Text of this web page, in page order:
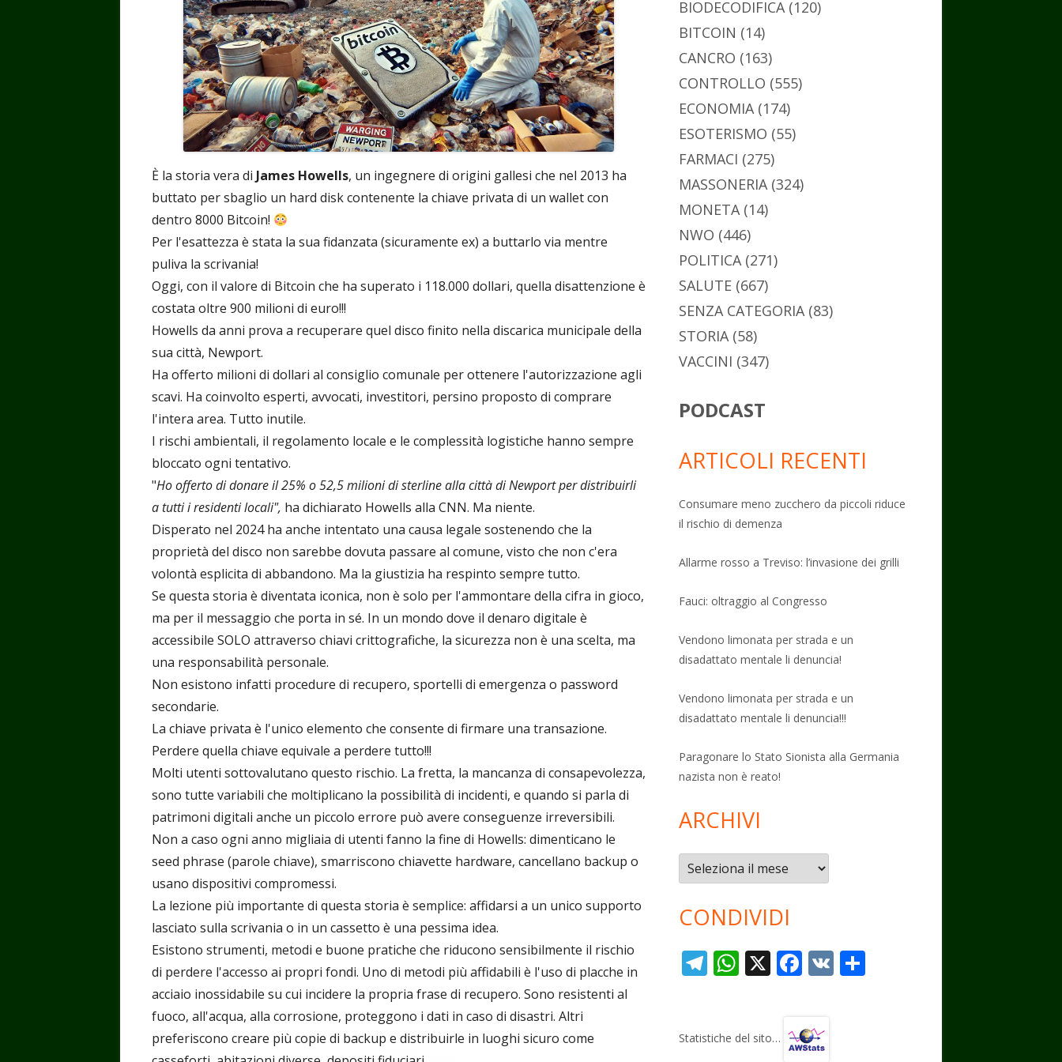
di
È la storia vera di James Howells, un ingegnere di origini gallesi che nel 2013 ha
buttato per sbaglio un hard disk contenente la chiave privata di un wallet con
dentro 8000 Bitcoin!
Per l'esattezza è stata la sua fidanzata (sicuramente ex) a buttarlo via mentre
puliva la scrivania!
Oggi, con il valore di Bitcoin che ha superato i 118.000 dollari, quella disattenzione è
costata oltre 900 milioni di euro!!!
Howells da anni prova a recuperare quel disco finito nella discarica municipale della
sua città, Newport.
Ha offerto milioni di dollari al consiglio comunale per ottenere l'autorizzazione agli
scavi. Ha coinvolto esperti, avvocati, investitori, persino proposto di comprare
l'intera area. Tutto inutile.
I rischi ambientali, il regolamento locale e le complessità logistiche hanno sempre
bloccato ogni tentativo.
"Ho offerto di donare il 25% o 52,5 milioni di sterline alla città di Newport per distribuirli
a tutti i residenti locali", ha dichiarato Howells alla CNN. Ma niente.
Disperato nel 2024 ha anche intentato una causa legale sostenendo che la
proprietà del disco non sarebbe dovuta passare al comune, visto che non c'era
volontà esplicita di abbandono. Ma la giustizia ha respinto sempre tutto.
Se questa storia è diventata iconica, non è solo per l'ammontare della cifra in gioco,
ma per il messaggio che porta in sé. In un mondo dove il denaro digitale è
accessibile SOLO attraverso chiavi crittografiche, la sicurezza non è una scelta, ma
una responsabilità personale.
Non esistono infatti procedure di recupero, sportelli di emergenza o password
secondarie.
La chiave privata è l'unico elemento che consente di firmare una transazione.
Perdere quella chiave equivale a perdere tutto!!!
Molti utenti sottovalutano questo rischio. La fretta, la mancanza di consapevolezza,
sono tutte variabili che moltiplicano la possibilità di incidenti, e quando si parla di
patrimoni digitali anche un piccolo errore può avere conseguenze irreversibili.
Non a caso ogni anno migliaia di utenti fanno la fine di Howells: dimenticano le
seed phrase (parole chiave), smarriscono chiavette hardware, cancellano backup o
usano dispositivi compromessi.
La lezione più importante di questa storia è semplice: affidarsi a un unico supporto
lasciato sulla scrivania o in un cassetto è una pessima idea.
Esistono strumenti, metodi e buone pratiche che riducono sensibilmente il rischio
di perdere l'accesso ai propri fondi. Uno di metodi più affidabili è l'uso di placche in
acciaio inossidabile su cui incidere la propria frase di recupero. Sono resistenti al
fuoco, all'acqua, alla corrosione, proteggono i dati in caso di disastri. Altri
preferiscono creare più copie di backup e distribuirle in luoghi sicuro come
BIODECODIFICA(120)
BITCOIN (14)
CANCRO (163)
CONTROLLO (555)
ECONOMIA(174)
ESOTERISMO (55)
FARMACI (275)
MASSONERIA(324)
MONETA(14)
NWO (446)
POLITICA(271)
SALUTE (667)
SENZA CATEGORIA(83)
STORIA(58)
VACCINI (347)
PODCAST
ARTICOLI RECENTI
Consumare meno zucchero da piccoli riduce
il rischio di demenza
Allarme rosso a Treviso: l’invasione dei grilli
Fauci: oltraggio al Congresso
Vendono limonata per strada e un
disadattato mentale li denuncia!
Vendono limonata per strada e un
disadattato mentale li denuncia!!!
Paragonare lo Stato Sionista alla Germania
nazista non è reato!
ARCHIVI
Archivi
CONDIVIDI
T
gr
W
s
X F
b
V
Statistiche del sito…